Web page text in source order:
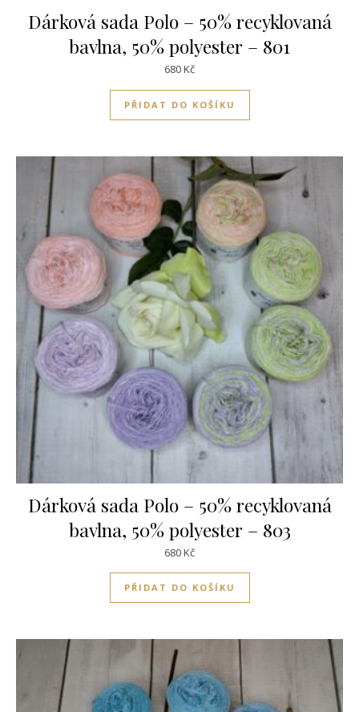
Dárková sada Polo – 50% recyklovaná
bavlna, 50% polyester – 801
680Kč
PŘIDAT DO KOŠÍKU
Dárková sada Polo – 50% recyklovaná
bavlna, 50% polyester – 803
680Kč
PŘIDAT DO KOŠÍKU